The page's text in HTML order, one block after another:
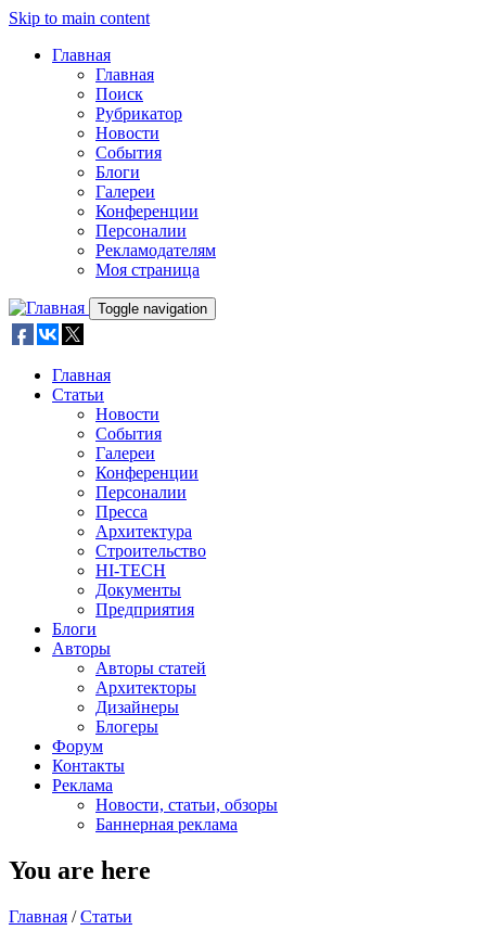
Skip to main content
Главная
Главная
Поиск
Рубрикатор
Новости
События
Блоги
Галереи
Конференции
Персоналии
Рекламодателям
Моя страница
Toggle navigation
Главная
Статьи
Новости
События
Галереи
Конференции
Персоналии
Пресса
Архитектура
Строительство
HI-TECH
Документы
Предприятия
Блоги
Авторы
Авторы статей
Архитекторы
Дизайнеры
Блогеры
Форум
Контакты
Реклама
Новости, статьи, обзоры
Баннерная реклама
You are here
Главная / Статьи